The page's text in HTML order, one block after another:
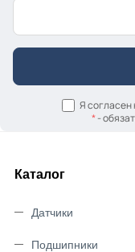
Я согласен
*-
Каталог
Датчики
Подшипники